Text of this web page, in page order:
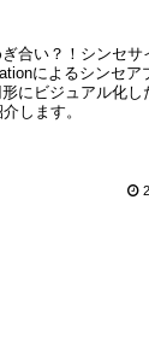
合い？！シンセ
によるシンセア
にビジュアル化し
します。